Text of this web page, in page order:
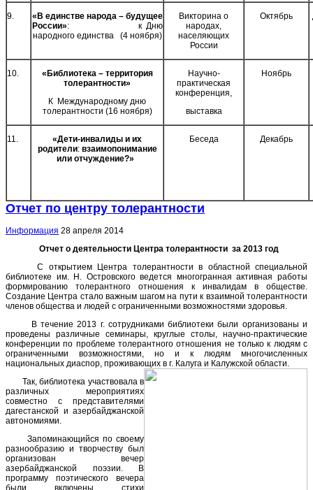
9.
«В единстве народа – будущее
России»:
к Дню
народного единства
(4 ноября)
Викторина о
народах,
населяющих
России
Октябрь
10.
«Библиотека – территория
толерантности»
К Международному дню
толерантности (16 ноября)
Научно-
практическая
конференция,
выставка
Ноябрь
11.
«Дети-инвалиды и их
родители: взаимопонимание
или отчуждение?»
Беседа Декабрь
Отчет по центру толерантности
Информация 28 апреля 2014
Отчет о деятельности Центра толерантности за 2013 год
С открытием Центра толерантности в областной специальной
библиотеке им. Н. Островского ведется многогранная активная работы
формированию толерантного отношения к инвалидам в обществе.
Создание Центра стало важным шагом на пути к взаимной толерантности
членов общества и людей с ограниченными возможностями здоровья.
В течение 2013 г. сотрудниками библиотеки были организованы и
проведены различные семинары, круглые столы, научно-практические
конференции по проблеме толерантного отношения не только к людям с
ограниченными возможностями, но и к людям многочисленных
национальных диаспор, проживающих в г. Калуга и Калужской области.
Так, библиотека участвовала в
различных мероприятиях
совместно с представителями
дагестанской и азербайджанской
автономиями.
Запоминающийся по своему
разнообразию и творчеству был
организован вечер
азербайджанской поэзии. В
программу поэтического вечера